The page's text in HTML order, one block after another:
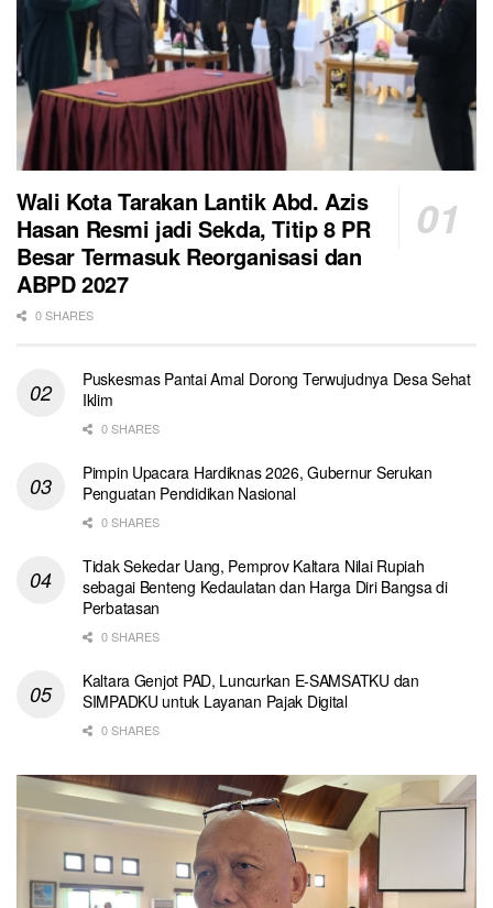
Wali Kota Tarakan Lantik Abd. Azis
Hasan Resmi jadi Sekda, Titip 8 PR
Besar Termasuk Reorganisasi dan
ABPD 2027
0 SHARES
Puskesmas Pantai Amal Dorong Terwujudnya Desa Sehat
Iklim
0 SHARES
Pimpin Upacara Hardiknas 2026, Gubernur Serukan
Penguatan Pendidikan Nasional
0 SHARES
Tidak Sekedar Uang, Pemprov Kaltara Nilai Rupiah
sebagai Benteng Kedaulatan dan Harga Diri Bangsa di
Perbatasan
0 SHARES
Kaltara Genjot PAD, Luncurkan E-SAMSATKU dan
SIMPADKU untuk Layanan Pajak Digital
0 SHARES